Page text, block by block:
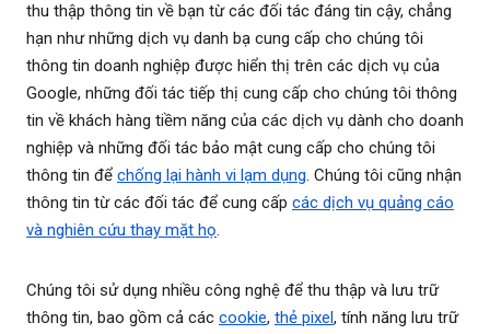
thu thập thông tin về bạn từ các đối tác đáng tin cậy, chẳng
hạn như những dịch vụ danh bạ cung cấp cho chúng tôi
thông tin doanh nghiệp được hiển thị trên các dịch vụ của
Google, những đối tác tiếp thị cung cấp cho chúng tôi thông
tin về khách hàng tiềm năng của các dịch vụ dành cho doanh
nghiệp và những đối tác bảo mật cung cấp cho chúng tôi
thông tin để chống lại hành vi lạm dụng. Chúng tôi cũng nhận
thông tin từ các đối tác để cung cấp các dịch vụ quảng cáo
và nghiên cứu thay mặt họ.
Chúng tôi sử dụng nhiều công nghệ để thu thập và lưu trữ
thông tin, bao gồm cả các cookie, thẻ pixel, tính năng lưu trữ